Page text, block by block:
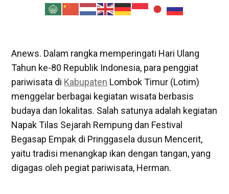
Anews. Dalam rangka memperingati Hari Ulang
Tahun ke-80 Republik Indonesia, para penggiat
pariwisata di Kabupaten Lombok Timur (Lotim)
menggelar berbagai kegiatan wisata berbasis
budaya dan lokalitas. Salah satunya adalah kegiatan
Napak Tilas Sejarah Rempung dan Festival
Begasap Empak di Pringgasela dusun Mencerit,
yaitu tradisi menangkap ikan dengan tangan, yang
digagas oleh pegiat pariwisata, Herman.